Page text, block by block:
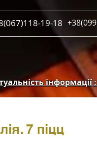
19-18
інформації
7 піцц